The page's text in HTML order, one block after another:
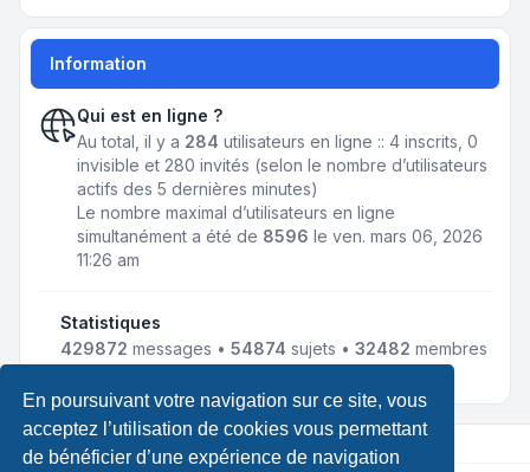
En poursuivant votre navigation sur ce site, vous
acceptez l’utilisation de cookies vous permettant
de bénéficier d’une expérience de navigation
Information
Qui est en ligne ?
Au total, il y a 284 utilisateurs en ligne :: 4 inscrits, 0
invisible et 280 invités (selon le nombre d’utilisateurs
actifs des 5 dernières minutes)
Le nombre maximal d’utilisateurs en ligne
simultanément a été de 8596 le ven. mars 06, 2026
11:26 am
Statistiques
429872 messages • 54874 sujets • 32482 membres